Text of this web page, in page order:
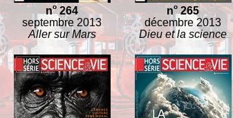
no 264
septembre 2013
Aller sur Mars
no 265
décembre 2013
Dieu et la science